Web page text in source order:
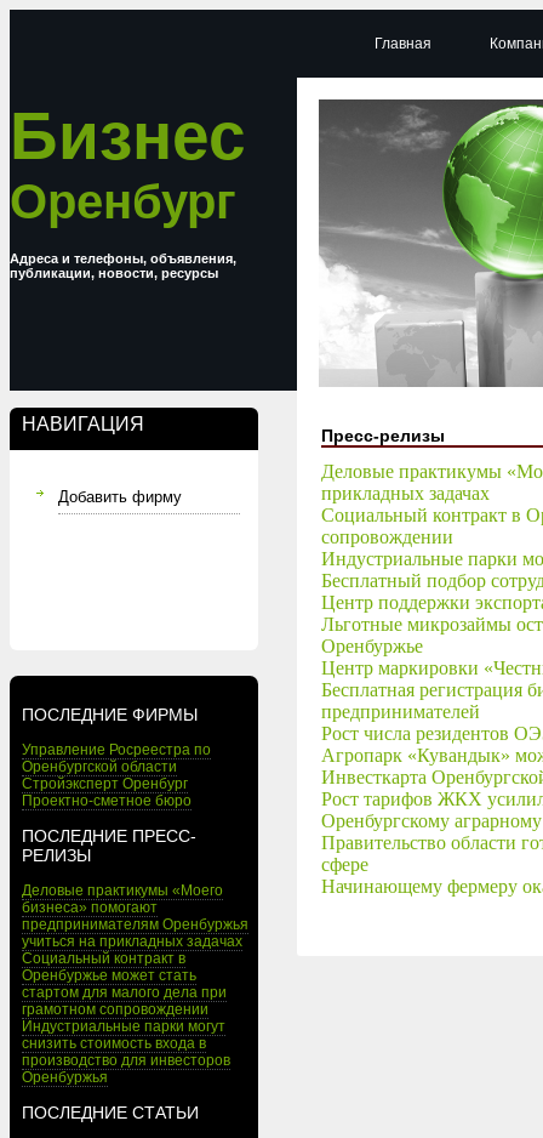
Бизнес
Оренбург
Адреса и телефоны, объявления,
публикации, новости, ресурсы
НАВИГАЦИЯ
Добавить фирму
ПОСЛЕДНИЕ ФИРМЫ
Управление Росреестра по
Оренбургской области
Стройэксперт Оренбург
Проектно-сметное бюро
ПОСЛЕДНИЕ ПРЕСС-
РЕЛИЗЫ
Деловые практикумы «Моего
бизнеса» помогают
предпринимателям Оренбуржья
учиться на прикладных задачах
Социальный контракт в
Оренбуржье может стать
стартом для малого дела при
грамотном сопровождении
Индустриальные парки могут
снизить стоимость входа в
производство для инвесторов
Оренбуржья
ПОСЛЕДНИЕ СТАТЬИ
Главная
Пресс-релизы
Деловые практикумы
прикладных задачах
Социальный контракт в
сопровождении
Индустриальные парки
Бесплатный подбор
Центр поддержки
Льготные микрозаймы
Оренбуржье
Центр маркировки
Бесплатная регистрация
предпринимателей
Рост числа резидентов
Агропарк «Кувандык»
Инвесткарта
Рост тарифов ЖКХ
Оренбургскому
Правительство области
сфере
Начинающему фермеру